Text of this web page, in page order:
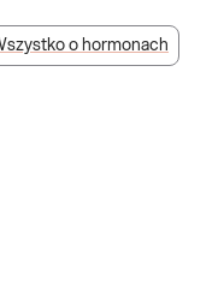
o hormonach